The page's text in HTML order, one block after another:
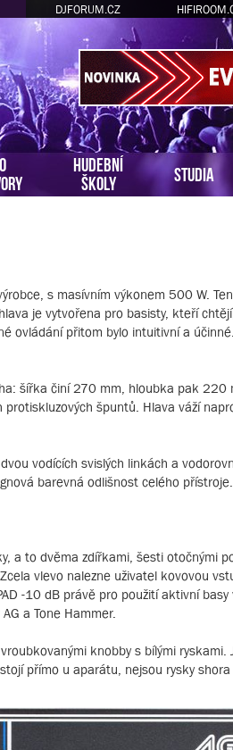
DJFORUM.CZ
HUDEBNÍ
ŠKOLY
STUDIA
s masívním výkonem 500 W.
je vytvořena pro basisty, kteří
ovládání přitom bylo intuitivní a účinné.
šířka činí 270 mm, hloubka pak 220
špuntů. Hlava váží
vodících svislých linkách a
barevná odlišnost celého
a to dvěma zdířkami, šesti otočnými
vlevo nalezne uživatel kovovou
-10 dB právě pro použití aktivní
a Tone Hammer.
knobby s bílými ryskami.
přímo u aparátu, nejsou rysky